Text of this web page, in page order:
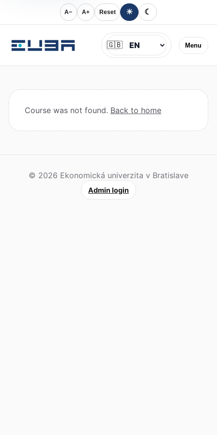
A− A+ Reset ☀ ☾
Menu
Jazyk
🇬🇧
Course was not found. Back to home
© 2026 Ekonomická univerzita v Bratislave
Admin login